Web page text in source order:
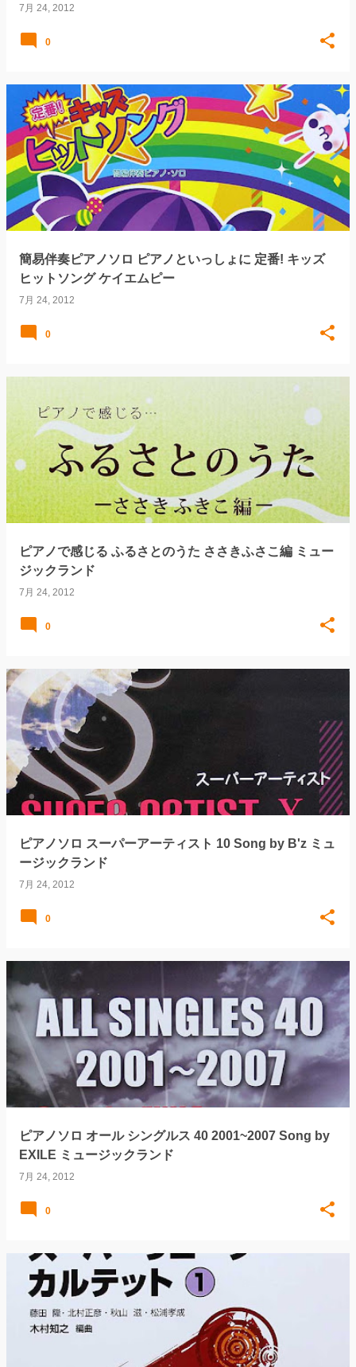
7月 24, 2012
0
簡易伴奏ピアノソロ ピアノといっしょに 定番! キッズ
ヒットソング ケイエムピー
7月 24, 2012
0
ピアノで感じる ふるさとのうた ささきふさこ編 ミュー
ジックランド
7月 24, 2012
0
ピアノソロ スーパーアーティスト 10 Song by B'z ミュ
ージックランド
7月 24, 2012
0
ピアノソロ オール シングルス 40 2001~2007 Song by
EXILE ミュージックランド
7月 24, 2012
0